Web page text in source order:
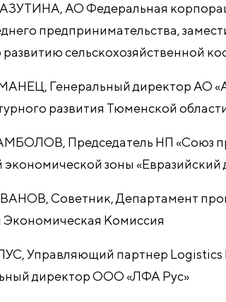
АО Федеральная
предпринимательства,
сельскохозяйственной
Генеральный директор АО
развития Тюменской
Председатель НП «Союз
экономической зоны «Евразийский
Советник, Департамент
Экономическая Комиссия
Управляющий партнер Logistics
директор ООО «ЛФА Рус»